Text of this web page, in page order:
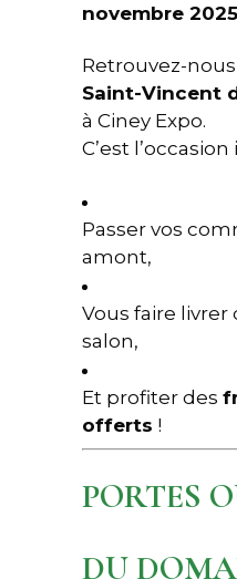
novembre 2025
Retrouvez-
Saint-Vincent
à Ciney Expo.
C’est
Passer vos
amont,
Vous faire
salon,
Et profiter des
offerts !
PORTES
DU